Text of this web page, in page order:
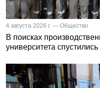
4 августа 2026 г. — Общество
В поисках
университета